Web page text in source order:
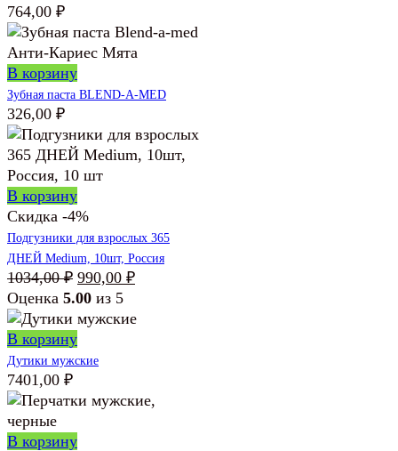
764,00 ₽
В корзину
Зубная паста BLEND-A-MED
326,00 ₽
В корзину
Скидка -4%
Подгузники для взрослых 365
ДНЕЙ Medium, 10шт, Россия
1034,00₽ Первоначальная
цена
составляла
1034,00 ₽.
990,00 ₽Текущая
990,00 ₽.
Оценка 5.00 из 5
В корзину
Дутики мужские
7401,00 ₽
В корзину